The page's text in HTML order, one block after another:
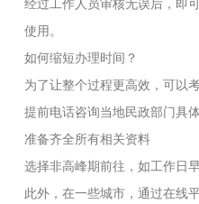
经过工作人员审核无误后，即
使用。
如何缩短办理时间？
为了让整个过程更高效，可以
提前电话咨询当地民政部门具
准备齐全所有相关资料
选择非高峰期前往，如工作日
此外，在一些城市，通过在线